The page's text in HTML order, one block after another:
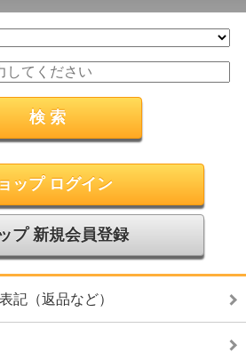
ップ ログイン
プ 新規会員登録
記（返品など）